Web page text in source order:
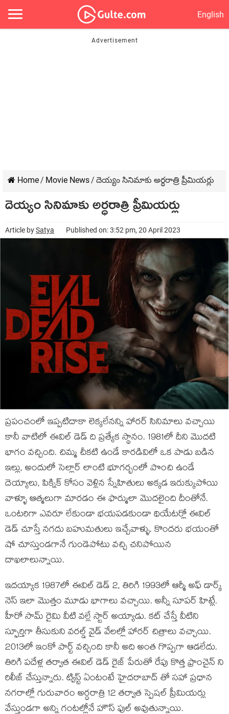
English
Home/ Movie News/ దెయ్యం సినిమాకు అర్ధరాత్రి ప్రీమియర్లు
దెయ్యం సినిమాకు అర్ధరాత్రి ప్రీమియర్లు
Article bySatya Published on: 3:52 pm, 20 April 2023
ప్రపంచంలో ఇప్పటిదాకా లెక్కలేనన్ని హారర్ సినిమాలు వచ్చాయి
కానీ వాటిలో ఈవిల్ డెడ్ ది ప్రత్యేక స్థానం. 1981లో దీని మొదటి
భాగం వచ్చింది. చిమ్మ చీకటి ఉండే కారడివిలో ఒక పాడు బడిన
ఇల్లు, అందులో సెల్లార్ లాంటి భూగర్భంలో పొంచి ఉండే
దెయ్యాలు, పిక్నిక్ కోసం వెళ్లిన స్నేహితులు అక్కడ ఇరుక్కుపోయి
వాళ్ళూ ఆత్మలుగా మారడం ఈ ఫార్ములా మొదలైంది దీంతోనే.
ఒంటరిగా ఎవరూ లేకుండా భయపడకుండా థియేటర్లో ఈవిల్
డెడ్ చూస్తే నగదు బహుమతులు ఇచ్చేవాళ్ళు. కొందరు భయంతో
షో చూస్తుండగానే గుండెపోటు వచ్చి చనిపోయిన
దాఖలాలున్నాయి.
ఇదయ్యాక 1987లో ఈవిల్ డెడ్ 2, తిరిగి 1993లో ఆర్మీ అఫ్ డార్క్
నెస్ ఇలా మొత్తం మూడు భాగాలు వచ్చాయి. అన్నీ సూపర్ హిట్లే.
హీరో సామ్ రైమి వీటి వల్లే స్టార్ అయ్యాడు. కట్ చేస్తే వీటిని
స్ఫూర్తిగా తీసుకుని వరల్డ్ వైడ్ వేలల్లో హారర్ చిత్రాలు వచ్చాయి.
2013లో ఇంకో పార్ట్ వచ్చింది కానీ అది అంత గొప్పగా ఆడలేదు.
తిరిగి పదేళ్ల తర్వాత ఈవిల్ డెడ్ రైజ్ పేరుతో రేపు కొత్త ఫ్రాంచైన్ ని
రిలీజ్ చేస్తున్నారు. ట్విస్ట్ ఏంటంటే హైదరాబాద్ తో సహా ప్రధాన
నగరాల్లో గురువారం అర్ధరాత్రి 12 తర్వాత స్పెషల్ ప్రీమియర్లు
వేస్తుండగా అన్ని గంటల్లోనే హౌస్ ఫుల్ అవుతున్నాయి.